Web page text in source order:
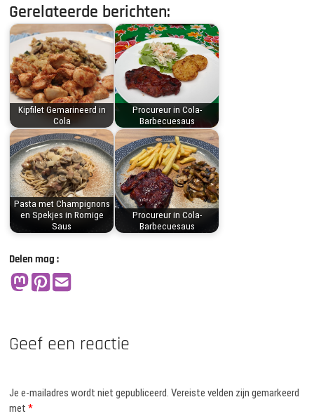
Gerelateerde berichten:
Kipfilet Gemarineerd in
Cola
Procureur in Cola-
Barbecuesaus
Pasta met Champignons
en Spekjes in Romige
Saus
Procureur in Cola-
Barbecuesaus
Delen mag :
Geef een reactie
Je e-mailadres wordt niet gepubliceerd. Vereiste velden zijn gemarkeerd
met*